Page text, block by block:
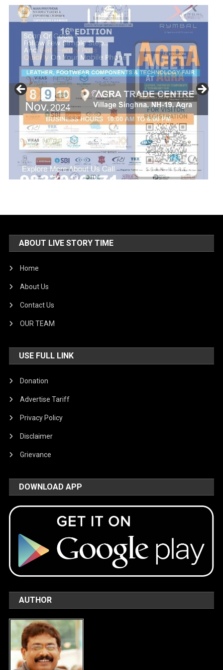
ABOUT LIVE STORY TIME
Home
About Us
Contact Us
OUR TEAM
USE FULL LINK
Donation
Advertise Tariff
Privacy Policy
Disclaimer
Grievance
DOWNLOAD APP
AUTHOR